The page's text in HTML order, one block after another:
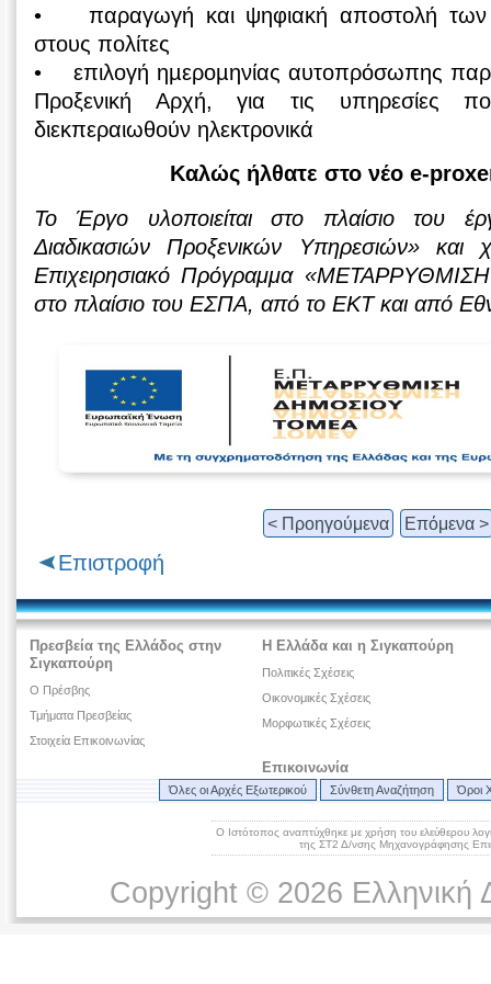
• παραγωγή και ψηφιακή αποστολή των
στους πολίτες
• επιλογή ηµεροµηνίας αυτοπρόσωπης
Προξενική Αρχή, για τις υπηρεσίες
διεκπεραιωθούν ηλεκτρονικά
Καλώς ήλθατε στο νέο e-
Το Έργο υλοποιείται στο πλαίσιο του
Διαδικασιών Προξενικών Υπηρεσιών» και
Επιχειρησιακό Πρόγραμμα
στο πλαίσιο του ΕΣΠΑ, από το ΕΚΤ και από
< Προηγούμενα Επόμενα >
Επιστροφή
Πρεσβεία της Ελλάδος στην
Σιγκαπούρη
O Πρέσβης
Τμήματα Πρεσβείας
Στοιχεία Επικοινωνίας
Η Ελλάδα και η Σιγκαπούρη
Πολιτικές Σχέσεις
Οικονομικές Σχέσεις
Μορφωτικές Σχέσεις
Επικοινωνία
Όλες οι Αρχές Εξωτερικού Σύνθετη Αναζήτηση Όροι
Ο Ιστότοπος αναπτύχθηκε με χρήση του ελεύθερου
της ΣΤ2 Δ/νσης Μηχανογράφησης
Copyright © 2026